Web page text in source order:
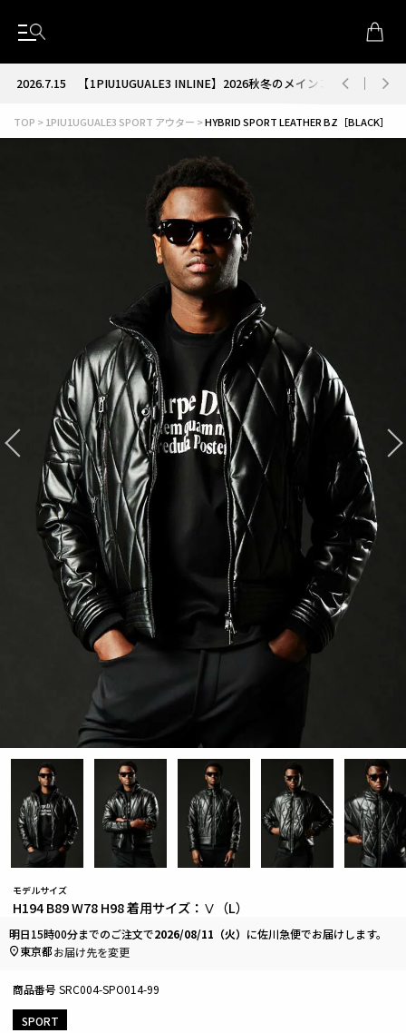
2026.7.15【1PIU1UGUALE3 INLINE】2026秋冬のメインコレクションが
TOP 1PIU1UGUALE3 SPORT アウター HYBRID SPORT LEATHER BZ［BLACK］
SPORT
モデルサイズ
H194 B89 W78 H98 着用サイズ：Ⅴ（L）
商品番号 SRC004-SPO014-99
明日15時00分までのご注文で2026/08/11（火） に佐川急便でお届けします。
東京都お届け先を変更